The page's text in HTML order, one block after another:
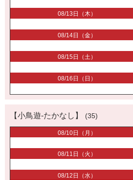
08/13日（木）
08/14日（金）
08/15日（土）
08/16日（日）
【小鳥遊-たかなし】 (35)
08/10日（月）
08/11日（火）
08/12日（水）